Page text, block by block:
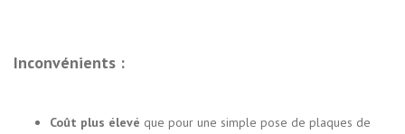
Inconvénients :
Coût plus élevé que pour une simple pose de plaques de